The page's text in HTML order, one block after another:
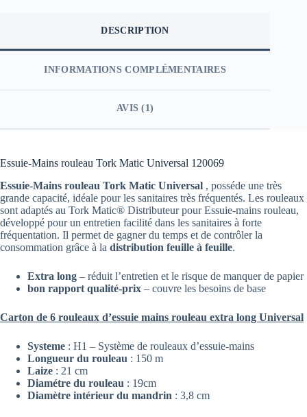
DESCRIPTION
INFORMATIONS COMPLÉMENTAIRES
AVIS (1)
Essuie-Mains rouleau Tork Matic Universal 120069
Essuie-Mains rouleau Tork Matic Universal , posséde une très
grande capacité, idéale pour les sanitaires très fréquentés. Les rouleaux
sont adaptés au Tork Matic® Distributeur pour Essuie-mains rouleau,
développé pour un entretien facilité dans les sanitaires à forte
fréquentation. Il permet de gagner du temps et de contrôler la
consommation grâce à la distribution feuille à feuille.
Extra long – réduit l’entretien et le risque de manquer de papier
bon rapport qualité-prix – couvre les besoins de base
Carton de 6 rouleaux d’essuie mains rouleau extra long Universal
Systeme : H1 – Système de rouleaux d’essuie-mains
Longueur du rouleau : 150 m
Laize : 21 cm
Diamétre du rouleau : 19cm
Diamètre intérieur du mandrin : 3,8 cm